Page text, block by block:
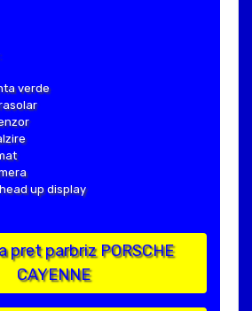
verde
up display
pret parbriz PORSCHE
CAYENNE